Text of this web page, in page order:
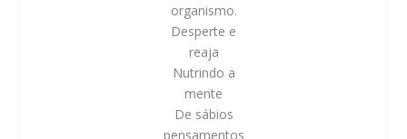
organismo.
Desperte e
reaja
Nutrindo a
mente
De sábios
pensamentos